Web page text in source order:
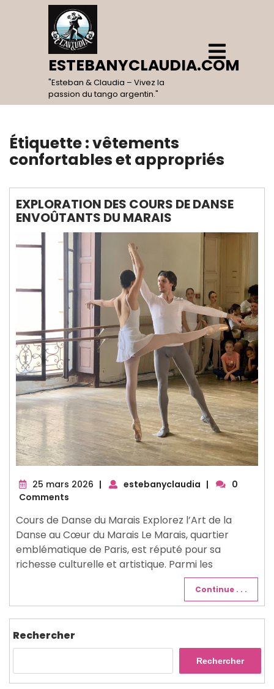
ESTEBANYCLAUDIA.COM
"Esteban & Claudia – Vivez la
passion du tango argentin."
Open
Menu
Étiquette :vêtements
confortables et appropriés
EXPLORATION DES COURS DE DANSE
ENVOÛTANTS DU MARAIS
25 mars 2026 25
| estebanyclaudia |
0
Comments
Cours de Danse du Marais Explorez l’Art de la
Danse au Cœur du Marais Le Marais, quartier
emblématique de Paris, est réputé pour sa
richesse culturelle et artistique. Parmi les
Continue . . .
Rechercher
Rechercher